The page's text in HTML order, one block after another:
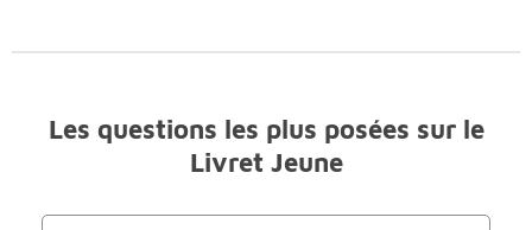
Les questions les plus posées sur le
Livret Jeune